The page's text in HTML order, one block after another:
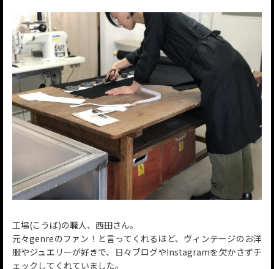
工場(こうば)の職人、西田さん。
元々genreのファン！と言ってくれるほど、ヴィンテージのお洋
服やジュエリーが好きで、日々ブログやInstagramを欠かさずチ
ェックしてくれていました。